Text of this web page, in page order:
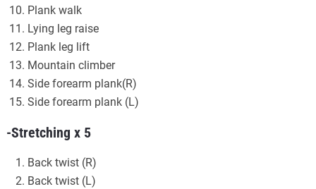
Plank walk
Lying leg raise
Plank leg lift
Mountain climber
Side forearm plank(R)
Side forearm plank (L)
-Stretching x 5
Back twist (R)
Back twist (L)